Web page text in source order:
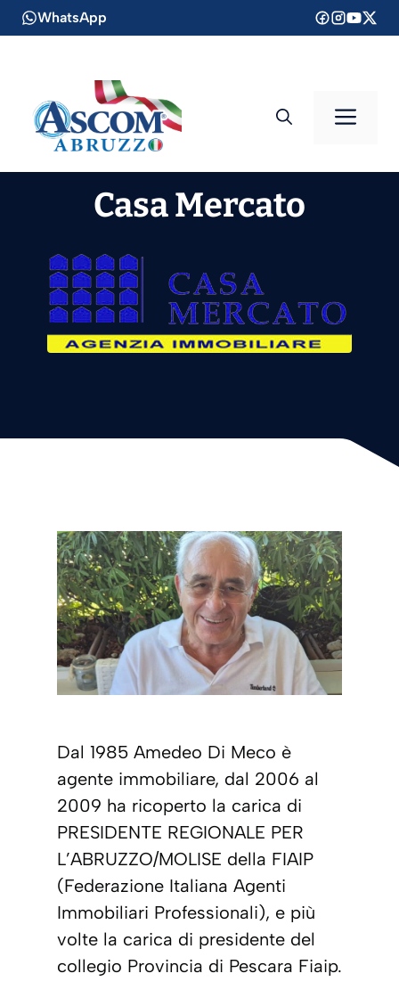
Vai
al
WhatsApp
Casa Mercato
Dal 1985 Amedeo Di Meco è
agente immobiliare, dal 2006 al
2009 ha ricoperto la carica di
PRESIDENTE REGIONALE PER
L’ABRUZZO/MOLISE della FIAIP
(Federazione Italiana Agenti
Immobiliari Professionali), e più
volte la carica di presidente del
collegio Provincia di Pescara Fiaip.